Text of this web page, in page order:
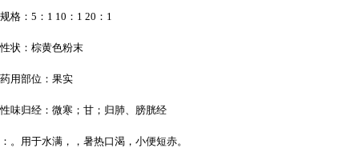
规格：5：1 10：1 20：1
性状：棕黄色粉末
药用部位：果实
性味归经：微寒；甘；归肺、膀胱经
：。用于水满，，暑热口渴，小便短赤。